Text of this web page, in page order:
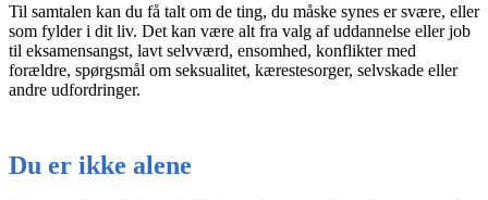
Til samtalen kan du få talt om de ting, du måske synes er svære, eller
som fylder i dit liv. Det kan være alt fra valg af uddannelse eller job
til eksamensangst, lavt selvværd, ensomhed, konflikter med
forældre, spørgsmål om seksualitet, kærestesorger, selvskade eller
andre udfordringer.
Du er ikke alene